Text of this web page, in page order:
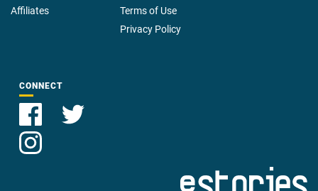
Affiliates
Terms of Use
Privacy Policy
CONNECT